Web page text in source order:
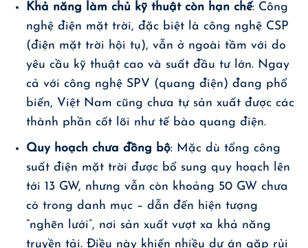
Khả năng làm chủ kỹ thuật còn hạn chế: Công
nghệ điện mặt trời, đặc biệt là công nghệ CSP
(điện mặt trời hội tụ), vẫn ở ngoài tầm với do
yêu cầu kỹ thuật cao và suất đầu tư lớn. Ngay
cả với công nghệ SPV (quang điện) đang phổ
biến, Việt Nam cũng chưa tự sản xuất được các
thành phần cốt lõi như tế bào quang điện.
Quy hoạch chưa đồng bộ: Mặc dù tổng công
suất điện mặt trời được bổ sung quy hoạch lên
tới 13 GW, nhưng vẫn còn khoảng 50 GW chưa
có trong danh mục – dẫn đến hiện tượng
“nghẽn lưới”, nơi sản xuất vượt xa khả năng
truyền tải. Điều này khiến nhiều dự án gặp rủi